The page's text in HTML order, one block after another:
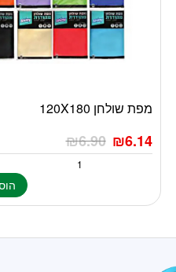
מפת שולחן 120X180
₪6.90 ₪6.14